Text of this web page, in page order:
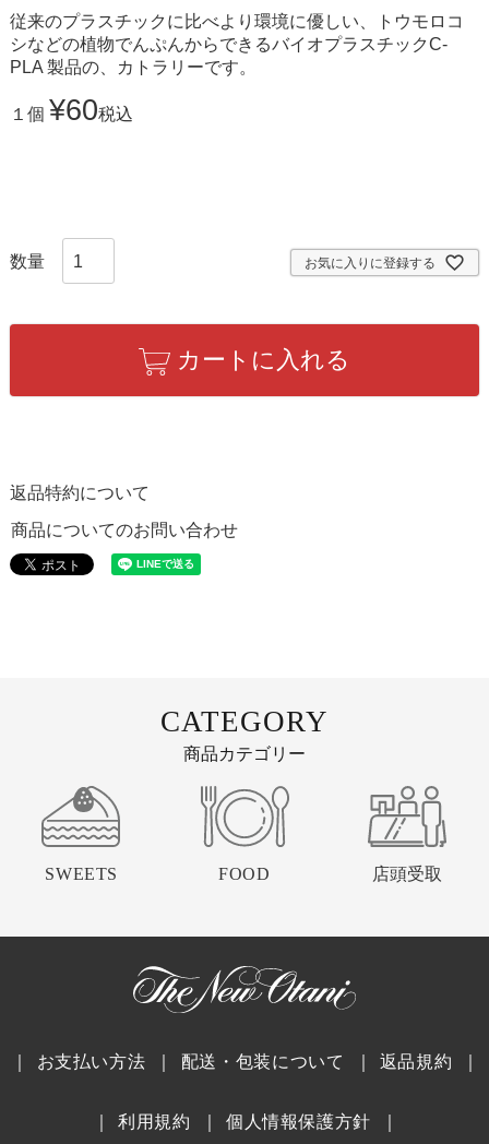
従来のプラスチックに比べより環境に優しい、トウモロコ
シなどの植物でんぷんからできるバイオプラスチックC-
PLA 製品の、カトラリーです。
１個 ¥60税込
お気に入りに登録する
カートに入れる
返品特約について
商品についてのお問い合わせ
CATEGORY
商品カテゴリー
SWEETS FOOD 店頭受取
お支払い方法 配送・包装について 返品規約
利用規約 個人情報保護方針